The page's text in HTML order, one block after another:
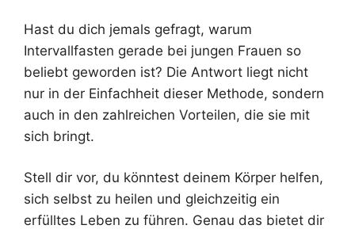
Hast du dich jemals gefragt, warum
Intervallfasten gerade bei jungen Frauen so
beliebt geworden ist? Die Antwort liegt nicht
nur in der Einfachheit dieser Methode, sondern
auch in den zahlreichen Vorteilen, die sie mit
sich bringt.
Stell dir vor, du könntest deinem Körper helfen,
sich selbst zu heilen und gleichzeitig ein
erfülltes Leben zu führen. Genau das bietet dir